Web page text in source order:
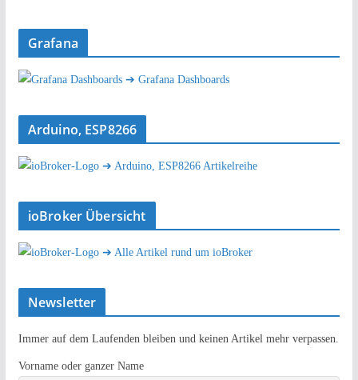
Grafana
➔ Grafana Dashboards
Arduino, ESP8266
➔ Arduino, ESP8266 Artikelreihe
ioBroker Übersicht
➔ Alle Artikel rund um ioBroker
Newsletter
Immer auf dem Laufenden bleiben und keinen Artikel mehr verpassen.
Vorname oder ganzer Name